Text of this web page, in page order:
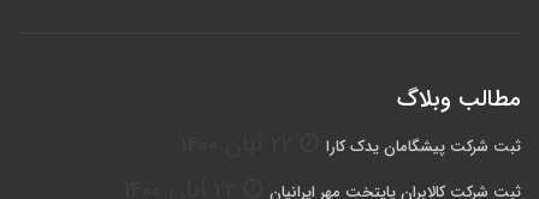
مطالب وبلاگ
ثبت شرکت پیشگامان یدک کارا
ثبت شرکت کالابران پایتخت مهر ایرانیان